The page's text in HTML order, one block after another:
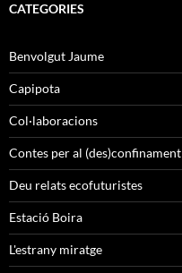
CATEGORIES
Benvolgut Jaume
Capipota
Col·laboracions
Contes per al (des)confinament
Deu relats ecofuturistes
Estació Boira
L'estrany miratge